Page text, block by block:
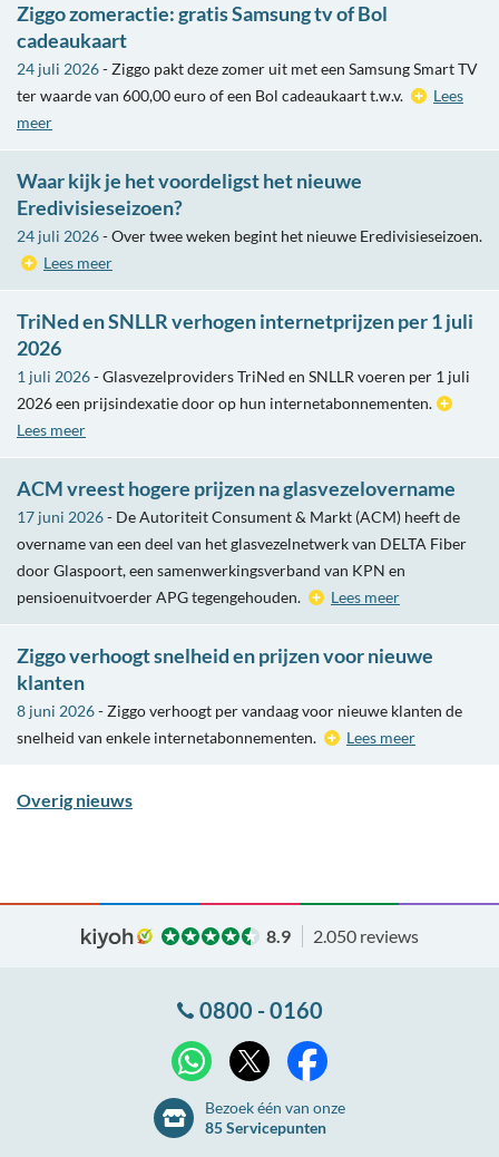
Ziggo zomeractie: gratis Samsung tv of Bol
cadeaukaart
24 juli 2026- Ziggo pakt deze zomer uit met een Samsung Smart TV
ter waarde van 600,00 euro of een Bol cadeaukaart t.w.v.
Lees
meer
Waar kijk je het voordeligst het nieuwe
Eredivisieseizoen?
24 juli 2026- Over twee weken begint het nieuwe Eredivisieseizoen.
Lees meer
TriNed en SNLLR verhogen internetprijzen per 1 juli
2026
1 juli 2026- Glasvezelproviders TriNed en SNLLR voeren per 1 juli
2026 een prijsindexatie door op hun internetabonnementen.
Lees meer
ACM vreest hogere prijzen na glasvezelovername
17 juni 2026- De Autoriteit Consument & Markt (ACM) heeft de
overname van een deel van het glasvezelnetwerk van DELTA Fiber
door Glaspoort, een samenwerkingsverband van KPN en
pensioenuitvoerder APG tegengehouden.
Lees meer
Ziggo verhoogt snelheid en prijzen voor nieuwe
klanten
8 juni 2026- Ziggo verhoogt per vandaag voor nieuwe klanten de
snelheid van enkele internetabonnementen.
Lees meer
Overig nieuws
8.9 2.050 reviews
0800 - 0160
WhatsApp
Bezoek één van onze
85 Servicepunten